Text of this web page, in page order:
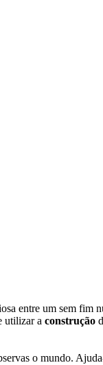
entre um sem fim
utilizar a construção
o mundo.